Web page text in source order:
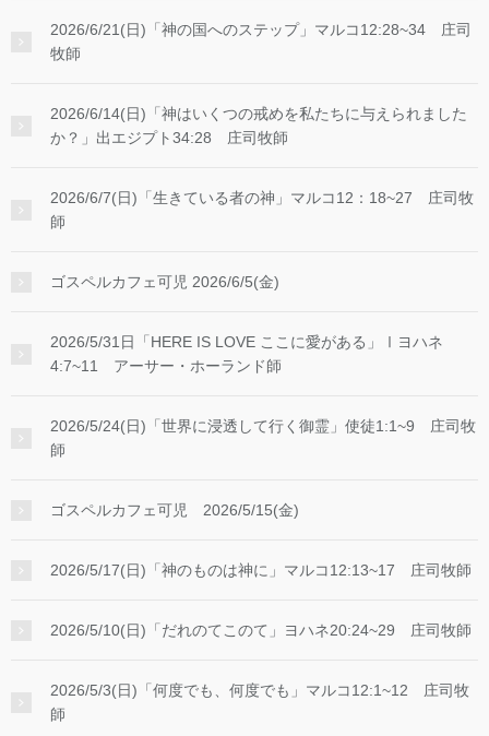
2026/6/21(日)「神の国へのステップ」マルコ12:28~34 庄司
牧師
2026/6/14(日)「神はいくつの戒めを私たちに与えられました
か？」出エジプト34:28 庄司牧師
2026/6/7(日)「生きている者の神」マルコ12：18~27 庄司牧
師
ゴスペルカフェ可児 2026/6/5(金)
2026/5/31日「HERE IS LOVE ここに愛がある」Ⅰヨハネ
4:7~11 アーサー・ホーランド師
2026/5/24(日)「世界に浸透して行く御霊」使徒1:1~9 庄司牧
師
ゴスペルカフェ可児 2026/5/15(金)
2026/5/17(日)「神のものは神に」マルコ12:13~17 庄司牧師
2026/5/10(日)「だれのてこのて」ヨハネ20:24~29 庄司牧師
2026/5/3(日)「何度でも、何度でも」マルコ12:1~12 庄司牧
師